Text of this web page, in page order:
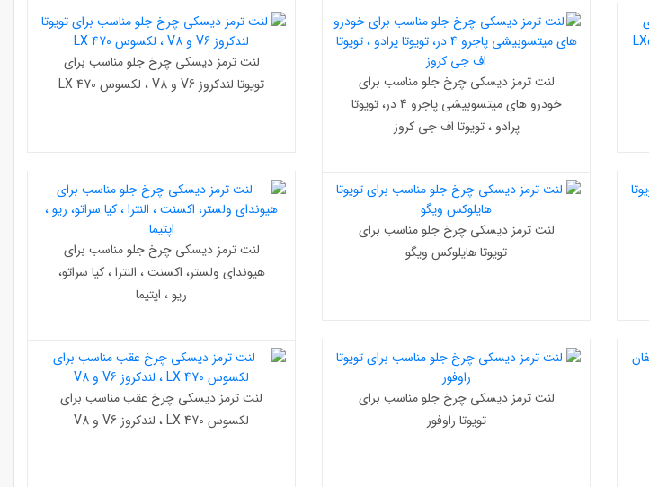
لنت ترمز دیسکی چرخ جلو مناسب برای
خودرو های میتسوبیشی پاجرو 4 در، تویوتا
پرادو ، تویوتا اف جی کروز
لنت ترمز دیسکی چرخ جلو مناسب برای
تویوتا لندکروز V6 و V8 ، لکسوس LX 470
لنت ترمز دیسکی چرخ جلو مناسب برای
تویوتا هایلوکس ویگو
لنت ترمز دیسکی چرخ جلو مناسب برای
هیوندای ولستر، اکسنت ، النترا ، کیا سراتو،
ریو ، اپتیما
لنت ترمز دیسکی چرخ جلو مناسب برای
تویوتا راوفور
لنت ترمز دیسکی چرخ عقب مناسب برای
لکسوس LX 470 ، لندکروز V6 و V8